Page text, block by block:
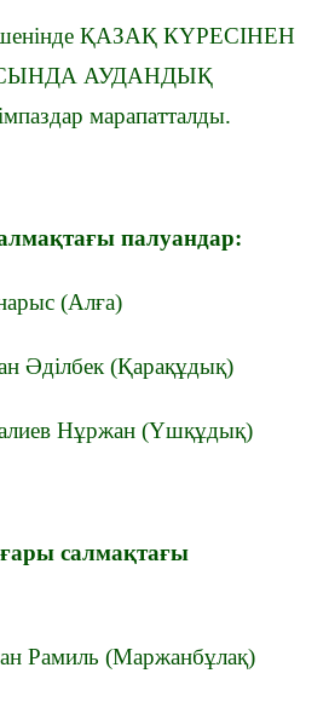
ҚАЗАҚ КҮРЕСІНЕН
АУДАНДЫҚ
марапатталды.
палуандар:
(Алға)
Әділбек (Қарақұдық)
Нұржан (Үшқұдық)
салмақтағы
Рамиль (Маржанбұлақ)